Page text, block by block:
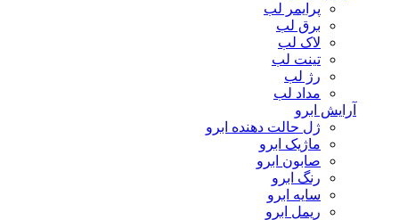
پرایمر لب
برق لب
لاک لب
تینت لب
رژ لب
مداد لب
آرایش ابرو
ژل حالت دهنده ابرو
ماژیک ابرو
صابون ابرو
رنگ ابرو
سایه ابرو
ریمل ابرو